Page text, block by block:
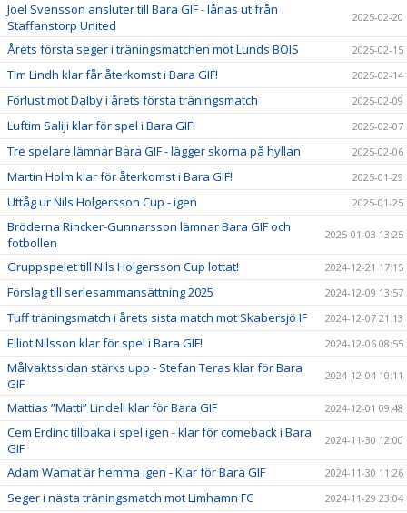
Joel Svensson ansluter till Bara GIF - lånas ut från
Staffanstorp United
2025-02-20
Årets första seger i träningsmatchen mot Lunds BOIS 2025-02-15
Tim Lindh klar får återkomst i Bara GIF! 2025-02-14
Förlust mot Dalby i årets första träningsmatch 2025-02-09
Luftim Saliji klar för spel i Bara GIF! 2025-02-07
Tre spelare lämnar Bara GIF - lägger skorna på hyllan 2025-02-06
Martin Holm klar för återkomst i Bara GIF! 2025-01-29
Uttåg ur Nils Holgersson Cup - igen 2025-01-25
Bröderna Rincker-Gunnarsson lämnar Bara GIF och
fotbollen
2025-01-03 13:25
Gruppspelet till Nils Holgersson Cup lottat! 2024-12-21 17:15
Förslag till seriesammansättning 2025 2024-12-09 13:57
Tuff träningsmatch i årets sista match mot Skabersjö IF 2024-12-07 21:13
Elliot Nilsson klar för spel i Bara GIF! 2024-12-06 08:55
Målvaktssidan stärks upp - Stefan Teras klar för Bara
GIF
2024-12-04 10:11
Mattias ”Matti” Lindell klar för Bara GIF 2024-12-01 09:48
Cem Erdinc tillbaka i spel igen - klar för comeback i Bara
GIF
2024-11-30 12:00
Adam Wamat är hemma igen - Klar för Bara GIF 2024-11-30 11:26
Seger i nästa träningsmatch mot Limhamn FC 2024-11-29 23:04